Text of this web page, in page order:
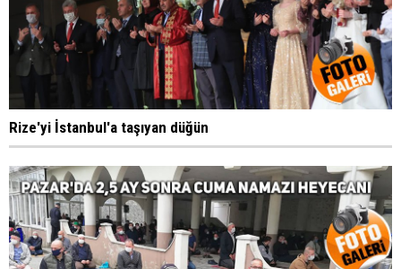
Rize'yi İstanbul'a taşıyan düğün